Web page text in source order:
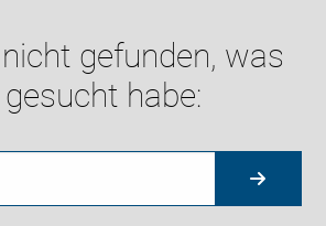
gefunden, was
habe: